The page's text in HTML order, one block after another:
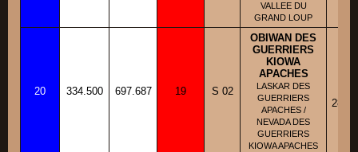
VALLEE DU
GRAND LOUP
20 334.500 697.687 19 S 02
OBIWAN DES
GUERRIERS
KIOWA
APACHES
LASKAR DES
GUERRIERS
APACHES /
NEVADA DES
GUERRIERS
KIOWA APACHES
28/